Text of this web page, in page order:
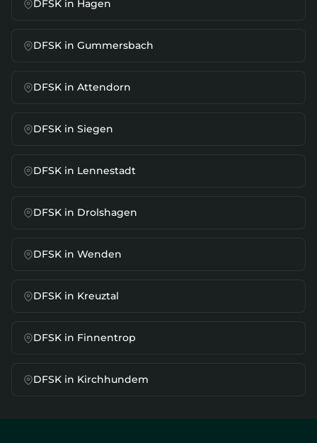
DFSK in Hagen
DFSK in Gummersbach
DFSK in Attendorn
DFSK in Siegen
DFSK in Lennestadt
DFSK in Drolshagen
DFSK in Wenden
DFSK in Kreuztal
DFSK in Finnentrop
DFSK in Kirchhundem